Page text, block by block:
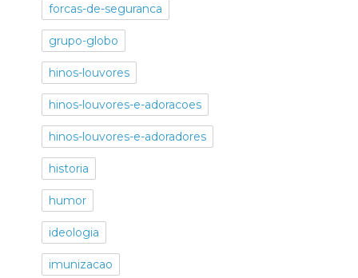
forcas-de-seguranca
grupo-globo
hinos-louvores
hinos-louvores-e-adoracoes
hinos-louvores-e-adoradores
historia
humor
ideologia
imunizacao